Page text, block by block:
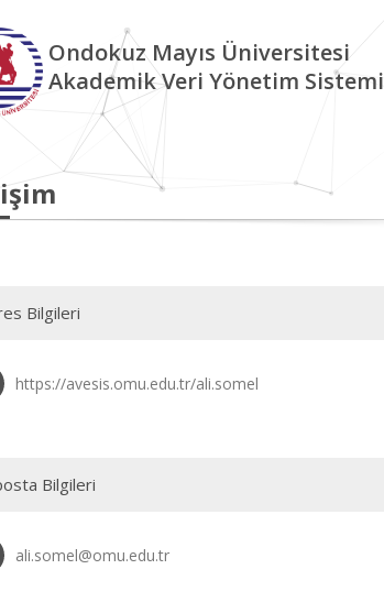
Ondokuz Mayıs Üniversitesi
Akademik Veri Yönetim Sistemi
Bilgileri
https://avesis.omu.edu.tr/ali.somel
Bilgileri
ali.somel@omu.edu.tr